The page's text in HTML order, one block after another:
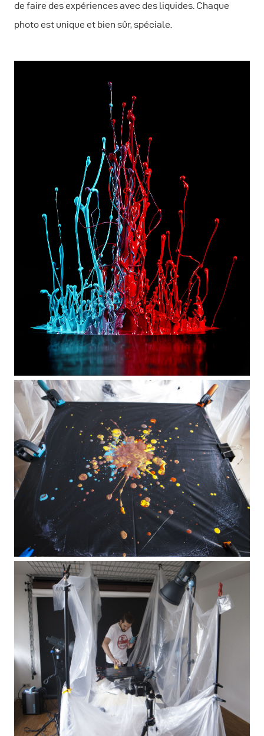
de faire des expériences avec des liquides. Chaque
photo est unique et bien sûr, spéciale.